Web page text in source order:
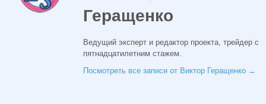
Геращенко
Ведущий эксперт и редактор проекта, трейдер с
пятнадцатилетним стажем.
Посмотреть все записи от Виктор Геращенко →